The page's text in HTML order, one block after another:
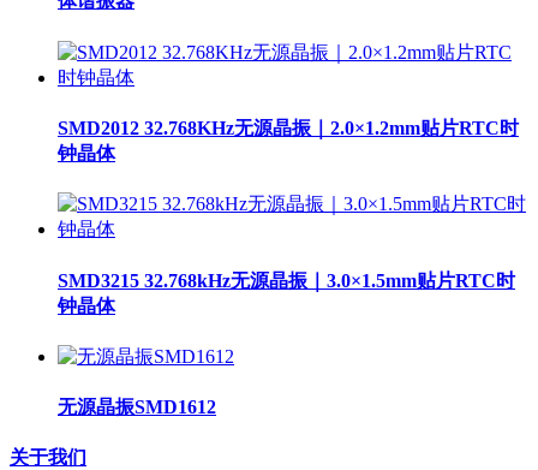
SMD2012 32.768KHz无源晶振｜2.0×1.2mm贴片RTC时
钟晶体
SMD3215 32.768kHz无源晶振｜3.0×1.5mm贴片RTC时
钟晶体
无源晶振SMD1612
关于我们